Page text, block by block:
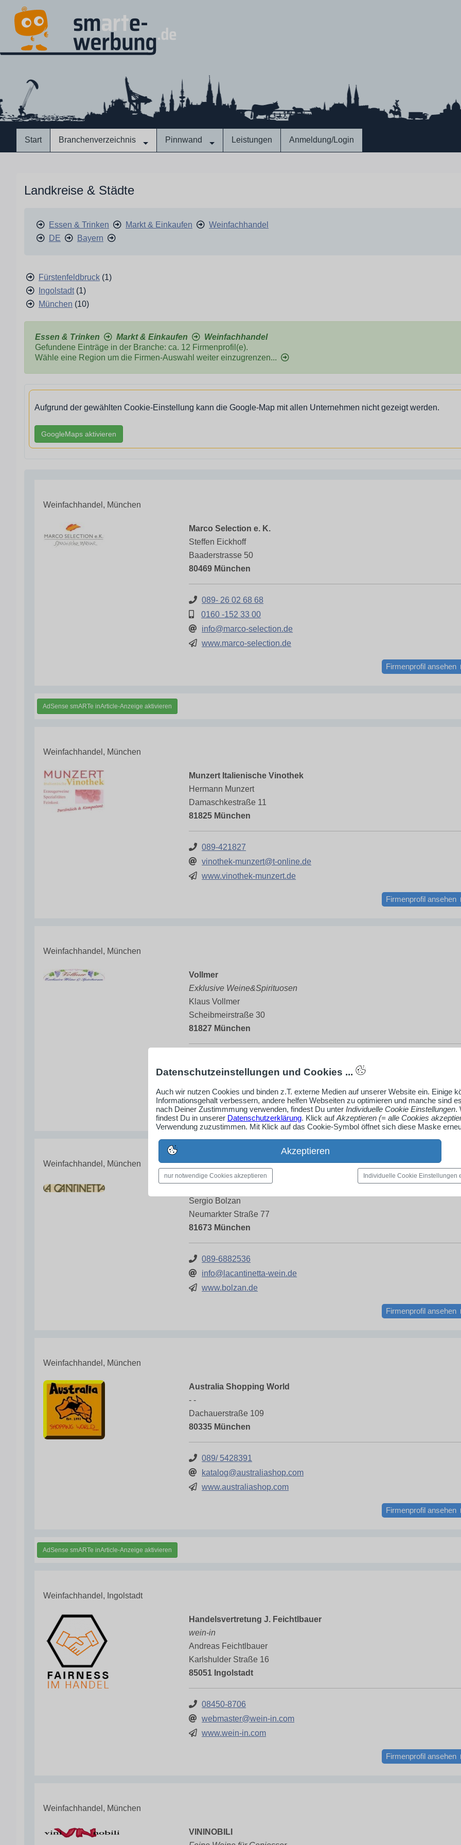
Start Branchenverzeichnis Pinnwand Leistungen Anmeldung/Login
Landkreise & Städte
Essen & Trinken Markt & Einkaufen
Weinfachhandel
DE
Bayern
Fürstenfeldbruck (1)
Ingolstadt(1)
München (10)
Essen & Trinken Markt & Einkaufen
Weinfachhandel
Gefundene Einträge in der Branche: ca. 12 Firmenprofil(e).
Wähle eine Region um die Firmen-Auswahl weiter einzugrenzen...
Aufgrund der gewählten Cookie-Einstellung kann die Google-Map mit allen Unternehmen nicht gezeigt werden.
GoogleMaps aktivieren
Weinfachhandel, München
Marco Selection e. K.
Steffen Eickhoff
Baaderstrasse 50
80469 München
089- 26 02 68 68
0160 -152 33 00
info@marco-selection.de
www.marco-selection.de
Firmenprofil ansehen
AdSense smARTe inArticle-Anzeige aktivieren
Weinfachhandel, München
Munzert Italienische Vinothek
Hermann Munzert
Damaschkestraße 11
81825 München
089-421827
vinothek-munzert@t-online.de
www.vinothek-munzert.de
Firmenprofil ansehen
Weinfachhandel, München
Vollmer
Exklusive Weine&Spirituosen
Klaus Vollmer
Scheibmeirstraße 30
81827 München
vollmer-weine@t-online.de
www.vollmer-weine.de
Firmenprofil ansehen
Weinfachhandel, München
Sergio Bolzan
Neumarkter Straße 77
81673 München
089-6882536
info@lacantinetta-wein.de
www.bolzan.de
Firmenprofil ansehen
Weinfachhandel, München
Australia Shopping World
- -
Dachauerstraße 109
80335 München
089/ 5428391
katalog@australiashop.com
www.australiashop.com
Firmenprofil ansehen
AdSense smARTe inArticle-Anzeige aktivieren
Weinfachhandel, Ingolstadt
Handelsvertretung J. Feichtlbauer
wein-in
Andreas Feichtlbauer
Karlshulder Straße 16
85051 Ingolstadt
08450-8706
webmaster@wein-in.com
www.wein-in.com
Firmenprofil ansehen
Weinfachhandel, München
VININOBILI
Datenschutzeinstellungen und Cookies ...
Auch wir nutzen Cookies und binden z.T. externe Medien auf unserer Website ein. Einige
Informationsgehalt verbessern, andere helfen Webseiten zu optimieren und manche sind
nach Deiner Zustimmmung verwenden, findest Du unter Individuelle Cookie Einstellungen.
findest Du in unserer Datenschutzerklärung. Klick aufAkzeptieren (= alle Cookies
Verwendung zuzustimmen. Mit Klick auf das Cookie-Symbol öffnet sich diese Maske
Akzeptieren
nur notwendige Cookies akzeptieren Individuelle Cookie Einstellungen